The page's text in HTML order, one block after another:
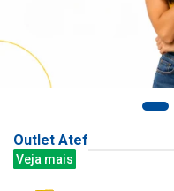
Outlet Atef
Veja mais